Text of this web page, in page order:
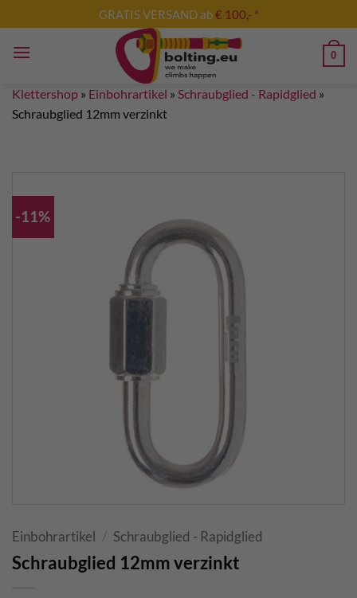
Inhalt
springen
GRATIS VERSAND ab€ 100,- *
0
Klettershop » Einbohrartikel » Schraubglied - Rapidglied »
Schraubglied 12mm verzinkt
-11%
Einbohrartikel / Schraubglied - Rapidglied
Schraubglied 12mm verzinkt